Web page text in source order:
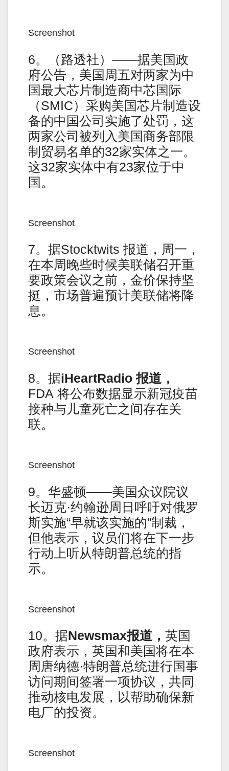
Screenshot
6。（路透社）——据美国政
府公告，美国周五对两家为中
国最大芯片制造商中芯国际
（SMIC）采购美国芯片制造设
备的中国公司实施了处罚，这
两家公司被列入美国商务部限
制贸易名单的32家实体之一。
这32家实体中有23家位于中
国。
Screenshot
7。据Stocktwits 报道，周一，
在本周晚些时候美联储召开重
要政策会议之前，金价保持坚
挺，市场普遍预计美联储将降
息。
Screenshot
8。据iHeartRadio报道，
FDA 将公布数据显示新冠疫苗
接种与儿童死亡之间存在关
联。
Screenshot
9。华盛顿——美国众议院议
长迈克·约翰逊周日呼吁对俄罗
斯实施“早就该实施的”制裁，
但他表示，议员们将在下一步
行动上听从特朗普总统的指
示。
Screenshot
10。据Newsmax报道， 英国
政府表示，英国和美国将在本
周唐纳德·特朗普总统进行国事
访问期间签署一项协议，共同
推动核电发展，以帮助确保新
电厂的投资。
Screenshot